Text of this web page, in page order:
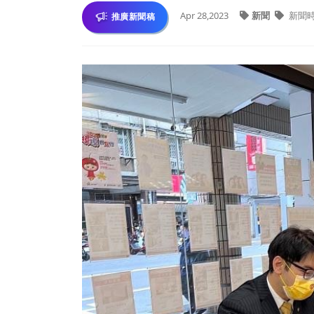
推廣新聞稿 Apr 28,2023 新聞 新聞